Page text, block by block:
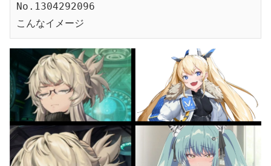
No.1304292096
こんなイメージ